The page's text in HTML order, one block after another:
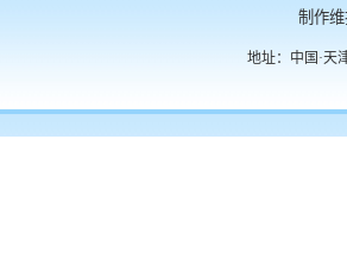
制作
地址：中国·天